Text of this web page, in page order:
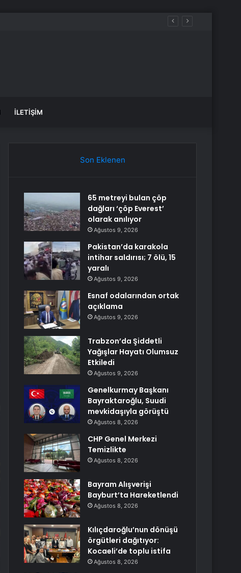
İLETIŞIM
Son Eklenen
65 metreyi bulan çöp
dağları ‘çöp Everest’
olarak anılıyor
Ağustos 9, 2026
Pakistan’da karakola
intihar saldırısı; 7 ölü, 15
yaralı
Ağustos 9, 2026
Esnaf odalarından ortak
açıklama
Ağustos 9, 2026
Trabzon’da Şiddetli
Yağışlar Hayatı Olumsuz
Etkiledi
Ağustos 9, 2026
Genelkurmay Başkanı
Bayraktaroğlu, Suudi
mevkidaşıyla görüştü
Ağustos 8, 2026
CHP Genel Merkezi
Temizlikte
Ağustos 8, 2026
Bayram Alışverişi
Bayburt’ta Hareketlendi
Ağustos 8, 2026
Kılıçdaroğlu’nun dönüşü
örgütleri dağıtıyor:
Kocaeli’de toplu istifa
Ağustos 8, 2026